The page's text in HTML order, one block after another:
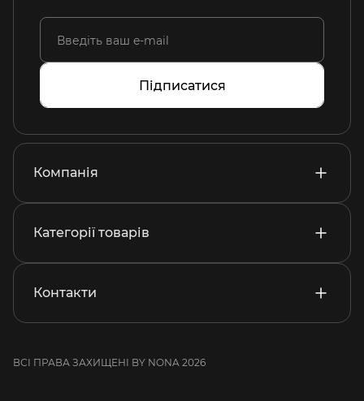
Підписатися
Компанія
Категорії товарів
Контакти
ВСІ ПРАВА ЗАХИЩЕНІ BY NONA 2026